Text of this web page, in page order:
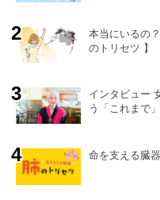
本当にいるの
のトリセツ 】
インタビュー
う「これまで
命を支える臓